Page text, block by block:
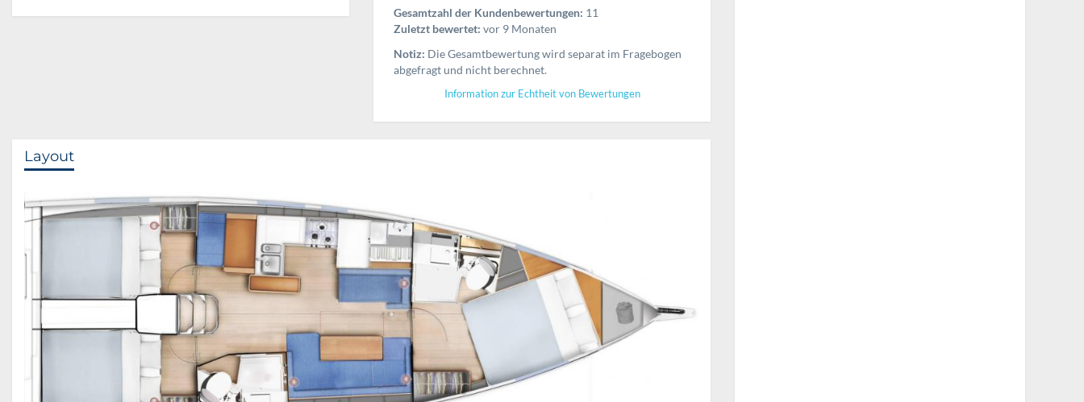
Gesamtzahl der Kundenbewertungen: 11
Zuletzt bewertet: vor 9 Monaten
Notiz: Die Gesamtbewertung wird separat im Fragebogen
abgefragt und nicht berechnet.
Information zur Echtheit von Bewertungen
Layout